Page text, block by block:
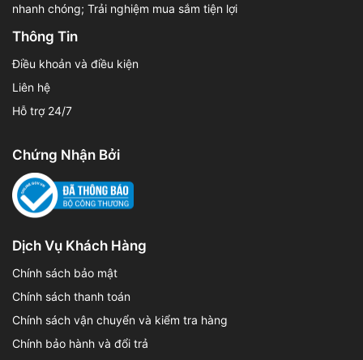
nhanh chóng; Trải nghiệm mua sắm tiện lợi
Thông Tin
Điều khoản và điều kiện
Liên hệ
Hỗ trợ 24/7
Chứng Nhận Bởi
Dịch Vụ Khách Hàng
Chính sách bảo mật
Chính sách thanh toán
Chính sách vận chuyển và kiểm tra hàng
Chính bảo hành và đổi trả